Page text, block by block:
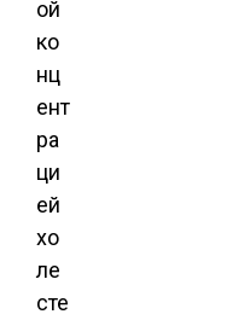
ой
ко
нц
ент
ра
ци
ей
хо
ле
сте